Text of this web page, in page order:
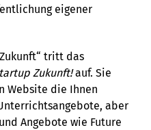
eigener
tritt das
Zukunft!auf. Sie
Website die Ihnen
aber
Angebote wie Future